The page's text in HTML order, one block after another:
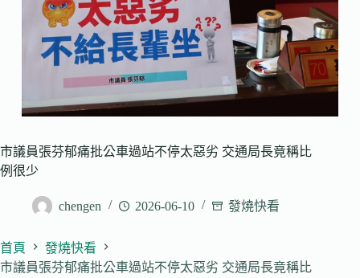
市議員張芬郁痛批公車過站不停太惡劣 交通局長竟稱比
例很少
chengen 2026-06-10 發燒快看
首頁
發燒快看
市議員張芬郁痛批公車過站不停太惡劣 交通局長竟稱比